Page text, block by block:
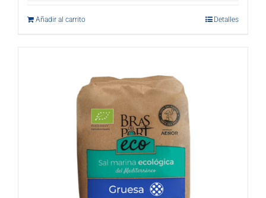
Añadir al carrito Detalles